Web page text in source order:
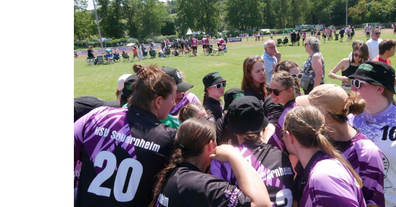
Quicklinks
Sportangebote finden
Unser Sportangebot
Ausfälle und Vertretungen
Deutsches Sportabzeichen
Mitglieder-Service
Alles zur Mitgliedschaft
Downloads
Termine
Fragen & Antworten